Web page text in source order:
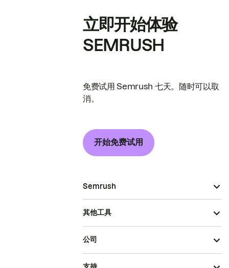
立即开始体验
SEMRUSH
免费试用 Semrush 七天。随时可以取
消。
开始免费试用
Semrush
其他工具
公司